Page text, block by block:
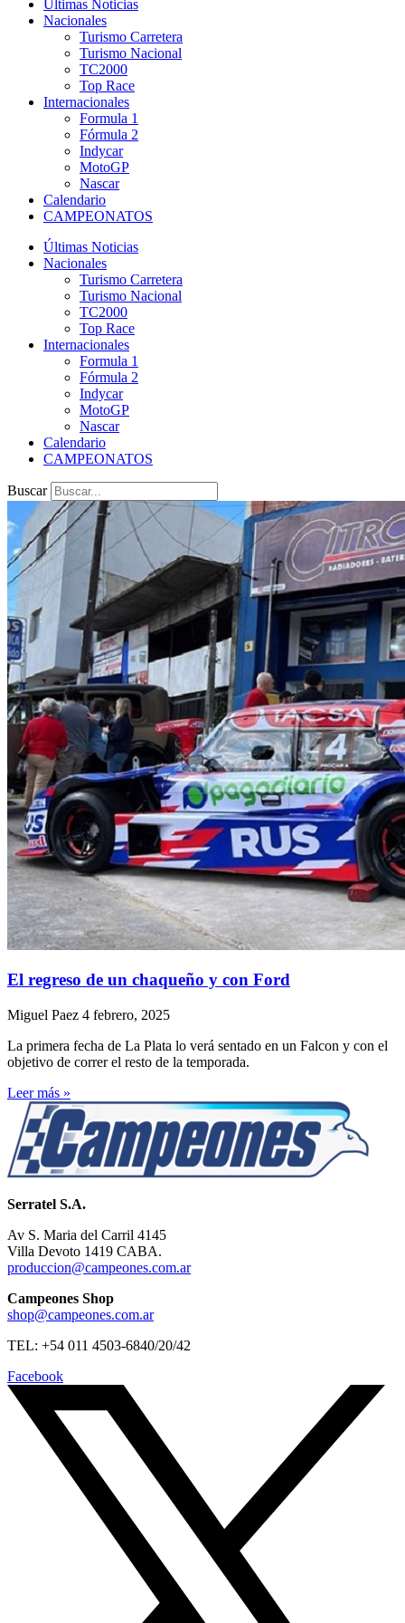
Últimas Noticias
Nacionales
Turismo Carretera
Turismo Nacional
TC2000
Top Race
Internacionales
Formula 1
Fórmula 2
Indycar
MotoGP
Nascar
Calendario
CAMPEONATOS
Últimas Noticias
Nacionales
Turismo Carretera
Turismo Nacional
TC2000
Top Race
Internacionales
Formula 1
Fórmula 2
Indycar
MotoGP
Nascar
Calendario
CAMPEONATOS
Buscar
El regreso de un chaqueño y con Ford
Miguel Paez 4 febrero, 2025
La primera fecha de La Plata lo verá sentado en un Falcon y con el
objetivo de correr el resto de la temporada.
Leer más »
Serratel S.A.
Av S. Maria del Carril 4145
Villa Devoto 1419 CABA.
produccion@campeones.com.ar
Campeones Shop
shop@campeones.com.ar
TEL: +54 011 4503-6840/20/42
Facebook